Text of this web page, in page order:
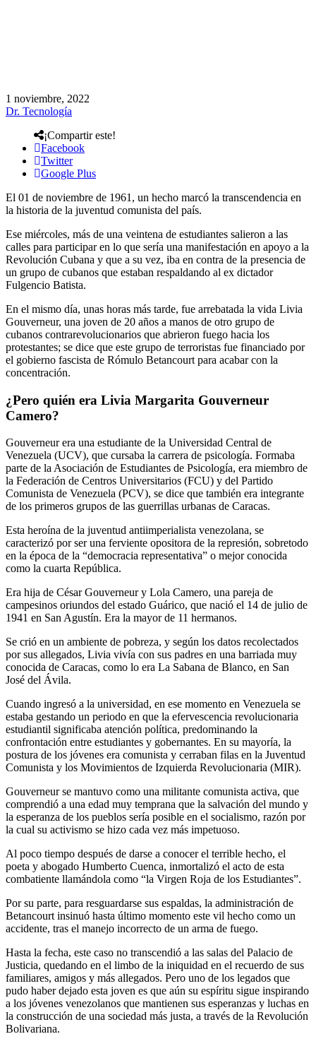
1 noviembre, 2022
Dr. Tecnología
¡Compartir este!
Facebook
Twitter
Google Plus
El 01 de noviembre de 1961, un hecho marcó la transcendencia en
la historia de la juventud comunista del país.
Ese miércoles, más de una veintena de estudiantes salieron a las
calles para participar en lo que sería una manifestación en apoyo a la
Revolución Cubana y que a su vez, iba en contra de la presencia de
un grupo de cubanos que estaban respaldando al ex dictador
Fulgencio Batista.
En el mismo día, unas horas más tarde, fue arrebatada la vida Livia
Gouverneur, una joven de 20 años a manos de otro grupo de
cubanos contrarevolucionarios que abrieron fuego hacia los
protestantes; se dice que este grupo de terroristas fue financiado por
el gobierno fascista de Rómulo Betancourt para acabar con la
concentración.
¿Pero quién era Livia Margarita Gouverneur
Camero?
Gouverneur era una estudiante de la Universidad Central de
Venezuela (UCV), que cursaba la carrera de psicología. Formaba
parte de la Asociación de Estudiantes de Psicología, era miembro de
la Federación de Centros Universitarios (FCU) y del Partido
Comunista de Venezuela (PCV), se dice que también era integrante
de los primeros grupos de las guerrillas urbanas de Caracas.
Esta heroína de la juventud antiimperialista venezolana, se
caracterizó por ser una ferviente opositora de la represión, sobretodo
en la época de la “democracia representativa” o mejor conocida
como la cuarta República.
Era hija de César Gouverneur y Lola Camero, una pareja de
campesinos oriundos del estado Guárico, que nació el 14 de julio de
1941 en San Agustín. Era la mayor de 11 hermanos.
Se crió en un ambiente de pobreza, y según los datos recolectados
por sus allegados, Livia vivía con sus padres en una barriada muy
conocida de Caracas, como lo era La Sabana de Blanco, en San
José del Ávila.
Cuando ingresó a la universidad, en ese momento en Venezuela se
estaba gestando un periodo en que la efervescencia revolucionaria
estudiantil significaba atención política, predominando la
confrontación entre estudiantes y gobernantes. En su mayoría, la
postura de los jóvenes era comunista y cerraban filas en la Juventud
Comunista y los Movimientos de Izquierda Revolucionaria (MIR).
Gouverneur se mantuvo como una militante comunista activa, que
comprendió a una edad muy temprana que la salvación del mundo y
la esperanza de los pueblos sería posible en el socialismo, razón por
la cual su activismo se hizo cada vez más impetuoso.
Al poco tiempo después de darse a conocer el terrible hecho, el
poeta y abogado Humberto Cuenca, inmortalizó el acto de esta
combatiente llamándola como “la Virgen Roja de los Estudiantes”.
Por su parte, para resguardarse sus espaldas, la administración de
Betancourt insinuó hasta último momento este vil hecho como un
accidente, tras el manejo incorrecto de un arma de fuego.
Hasta la fecha, este caso no transcendió a las salas del Palacio de
Justicia, quedando en el limbo de la iniquidad en el recuerdo de sus
familiares, amigos y más allegados. Pero uno de los legados que
pudo haber dejado esta joven es que aún su espíritu sigue inspirando
a los jóvenes venezolanos que mantienen sus esperanzas y luchas en
la construcción de una sociedad más justa, a través de la Revolución
Bolivariana.